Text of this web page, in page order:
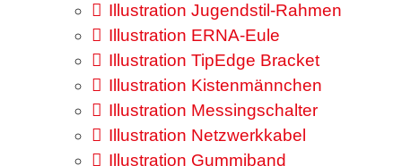
Illustration Jugendstil-Rahmen
Illustration ERNA-Eule
Illustration TipEdge Bracket
Illustration Kistenmännchen
Illustration Messingschalter
Illustration Netzwerkkabel
Illustration Gummiband